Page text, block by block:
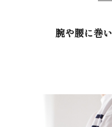
腕や腰に巻